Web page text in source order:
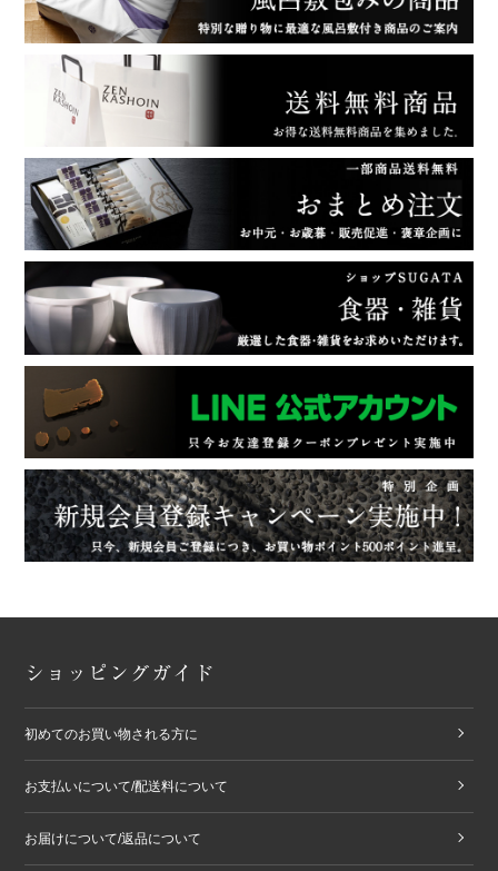
ショッピングガイド
初めてのお買い物される方に
お支払いについて/配送料について
お届けについて/返品について